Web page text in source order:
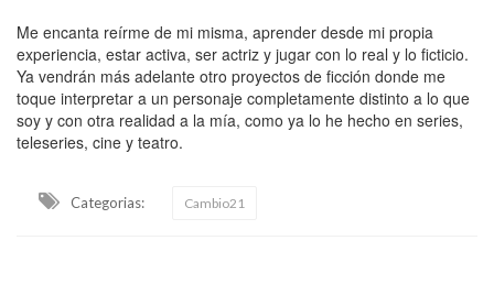
Me encanta reírme de mi misma, aprender desde mi propia
experiencia, estar activa, ser actriz y jugar con lo real y lo ficticio.
Ya vendrán más adelante otro proyectos de ficción donde me
toque interpretar a un personaje completamente distinto a lo que
soy y con otra realidad a la mía, como ya lo he hecho en series,
teleseries, cine y teatro.
Categorias: Cambio21